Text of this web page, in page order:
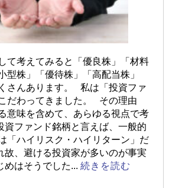
て考えてみると「優良株」「材料
型株」「優待株」「高配当株」
さんあります。 私は「投資ファ
だわってきました。 その理由
意味を含めて、あらゆる視点で考
ファンド銘柄と言えば、一般的
「ハイリスク・ハイリターン」だ
、避ける投資家が多いのが事実
はそうでした... 続きを読む